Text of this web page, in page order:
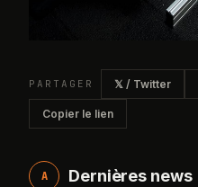
PARTAGER 𝕏 / Twitter
Copier le lien
A Dernières news